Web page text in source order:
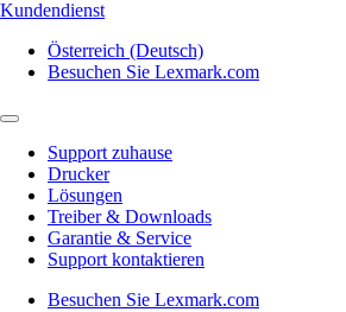
Kundendienst
Österreich (Deutsch)
Besuchen Sie Lexmark.com
Support zuhause
Drucker
Lösungen
Treiber & Downloads
Garantie & Service
Support kontaktieren
Besuchen Sie Lexmark.com